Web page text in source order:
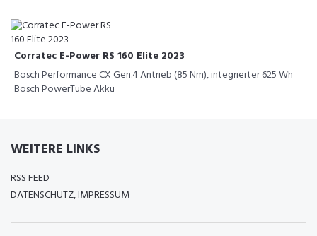
Corratec E-Power RS 160 Elite 2023
Bosch Performance CX Gen.4 Antrieb (85 Nm), integrierter 625 Wh
Bosch PowerTube Akku
WEITERE LINKS
RSS FEED
DATENSCHUTZ, IMPRESSUM